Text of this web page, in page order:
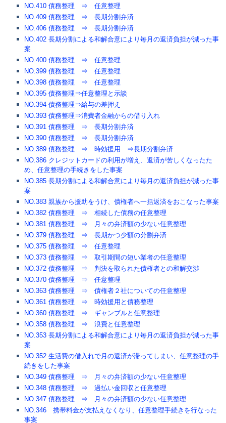
NO.410 債務整理 ⇒ 任意整理
NO.409 債務整理 ⇒ 長期分割弁済
NO.406 債務整理 ⇒ 長期分割弁済
NO.402 長期分割による和解合意により毎月の返済負担が減った事
案
NO.400 債務整理 ⇒ 任意整理
NO.399 債務整理 ⇒ 任意整理
NO.398 債務整理 ⇒ 任意整理
NO.395 債務整理⇒任意整理と示談
NO.394 債務整理⇒給与の差押え
NO.393 債務整理⇒消費者金融からの借り入れ
NO.391 債務整理 ⇒ 長期分割弁済
NO.390 債務整理 ⇒ 長期分割弁済
NO.389 債務整理 ⇒ 時効援用 ⇒長期分割弁済
NO.386 クレジットカードの利用が増え、返済が苦しくなったた
め、任意整理の手続きをした事案
NO.385 長期分割による和解合意により毎月の返済負担が減った事
案
NO.383 親族から援助をうけ、債権者へ一括返済をおこなった事案
NO.382 債務整理 ⇒ 相続した債務の任意整理
NO.381 債務整理 ⇒ 月々の弁済額の少ない任意整理
NO.379 債務整理 ⇒ 長期かつ少額の分割弁済
NO.375 債務整理 ⇒ 任意整理
NO.373 債務整理 ⇒ 取引期間の短い業者の任意整理
NO.372 債務整理 ⇒ 判決を取られた債権者との和解交渉
NO.370 債務整理 ⇒ 任意整理
NO.363 債務整理 ⇒ 債権者２社についての任意整理
NO.361 債務整理 ⇒ 時効援用と債務整理
NO.360 債務整理 ⇒ ギャンブルと任意整理
NO.358 債務整理 ⇒ 浪費と任意整理
NO.353 長期分割による和解合意により毎月の返済負担が減った事
案
NO.352 生活費の借入れで月の返済が滞ってしまい、任意整理の手
続きをした事案
NO.349 債務整理 ⇒ 月々の弁済額の少ない任意整理
NO.348 債務整理 ⇒ 過払い金回収と任意整理
NO.347 債務整理 ⇒ 月々の弁済額の少ない任意整理
NO.346 携帯料金が支払えなくなり、任意整理手続きを行なった
事案